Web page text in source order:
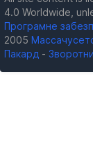
4.0 Worldwide,
Програмне
2005
Пакард -